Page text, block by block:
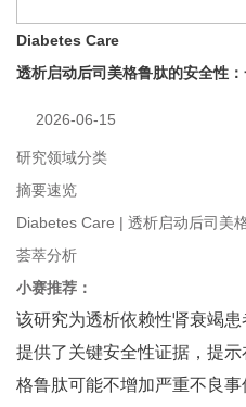
Diabetes Care
透析启动后司美格鲁肽的安全性
2026-06-15
研究领域分类
摘要速览
Diabetes Care | 透析启动后司美
荟萃分析
小赛推荐：
该研究为透析依赖性肾衰竭
提供了关键安全性证据，提
格鲁肽可能不增加严重不良